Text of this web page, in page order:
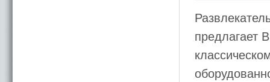
предлагает